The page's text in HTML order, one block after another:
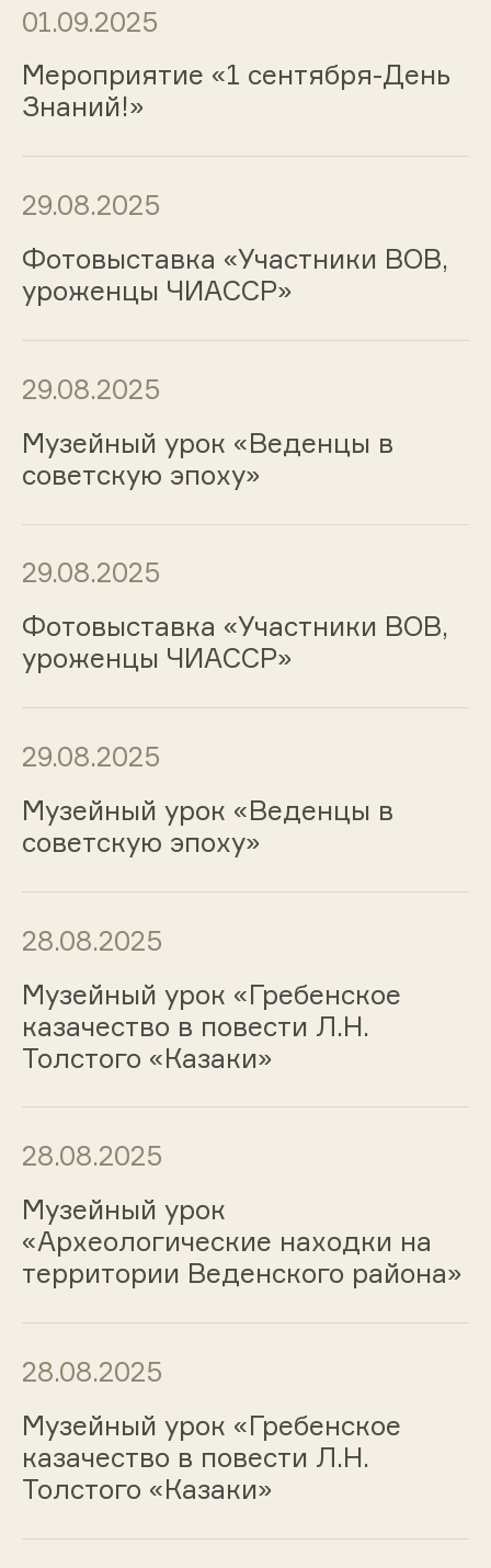
01.09.2025
Мероприятие «1 сентября-День
Знаний!»
29.08.2025
Фотовыставка «Участники ВОВ,
уроженцы ЧИАССР»
29.08.2025
Музейный урок «Веденцы в
советскую эпоху»
29.08.2025
Фотовыставка «Участники ВОВ,
уроженцы ЧИАССР»
29.08.2025
Музейный урок «Веденцы в
советскую эпоху»
28.08.2025
Музейный урок «Гребенское
казачество в повести Л.Н.
Толстого «Казаки»
28.08.2025
Музейный урок
«Археологические находки на
территории Веденского района»
28.08.2025
Музейный урок «Гребенское
казачество в повести Л.Н.
Толстого «Казаки»